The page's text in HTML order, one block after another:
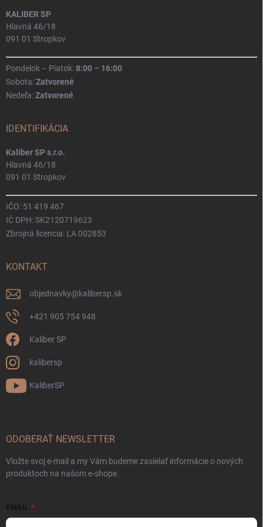
KALIBER SP
Hlavná 46/18
091 01 Stropkov
Pondelok – Piatok:8:00 – 16:00
Sobota:Zatvorené
Nedeľa:Zatvorené
IDENTIFIKÁCIA
Kaliber SP s.r.o.
Hlavná 46/18
091 01 Stropkov
IČO: 51 419 467
IČ DPH: SK2120719623
Zbrojná licencia: LA 002853
KONTAKT
objednavky@kalibersp.sk
+421 905 754 948
Kaliber SP
kalibersp
KaliberSP
ODOBERAŤ NEWSLETTER
Vložte svoj e-mail a my Vám budeme zasielať informácie o nových
produktoch na našom e-shope.
EMAIL